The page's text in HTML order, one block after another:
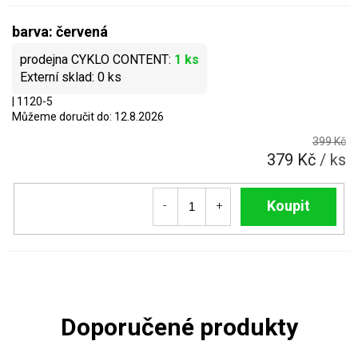
barva: červená
1 ks
0 ks
| 1120-5
Můžeme doručit do: 12.8.2026
399 Kč
379 Kč / ks
Do košíku